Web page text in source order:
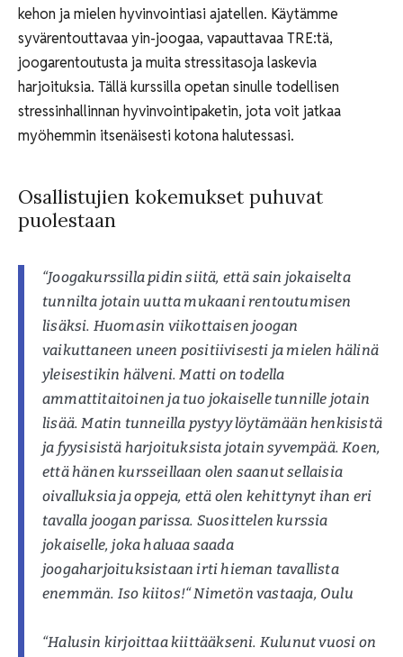
kehon ja mielen hyvinvointiasi ajatellen. Käytämme
syvärentouttavaa yin-joogaa, vapauttavaa TRE:tä,
joogarentoutusta ja muita stressitasoja laskevia
harjoituksia. Tällä kurssilla opetan sinulle todellisen
stressinhallinnan hyvinvointipaketin, jota voit jatkaa
myöhemmin itsenäisesti kotona halutessasi.
Osallistujien kokemukset puhuvat
puolestaan
“Joogakurssilla pidin siitä, että sain jokaiselta
tunnilta jotain uutta mukaani rentoutumisen
lisäksi. Huomasin viikottaisen joogan
vaikuttaneen uneen positiivisesti ja mielen hälinä
yleisestikin hälveni. Matti on todella
ammattitaitoinen ja tuo jokaiselle tunnille jotain
lisää. Matin tunneilla pystyy löytämään henkisistä
ja fyysisistä harjoituksista jotain syvempää. Koen,
että hänen kursseillaan olen saanut sellaisia
oivalluksia ja oppeja, että olen kehittynyt ihan eri
tavalla joogan parissa. Suosittelen kurssia
jokaiselle, joka haluaa saada
joogaharjoituksistaan irti hieman tavallista
enemmän. Iso kiitos!“ Nimetön vastaaja, Oulu
“Halusin kirjoittaa kiittääkseni. Kulunut vuosi on